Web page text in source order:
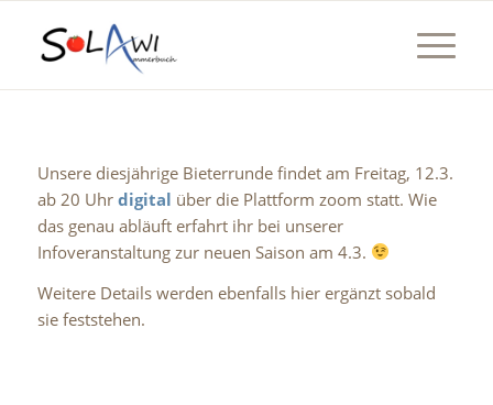
Unsere diesjährige Bieterrunde findet am Freitag, 12.3.
ab 20 Uhr digital über die Plattform zoom statt. Wie
das genau abläuft erfahrt ihr bei unserer
Infoveranstaltung zur neuen Saison am 4.3.
Weitere Details werden ebenfalls hier ergänzt sobald
sie feststehen.